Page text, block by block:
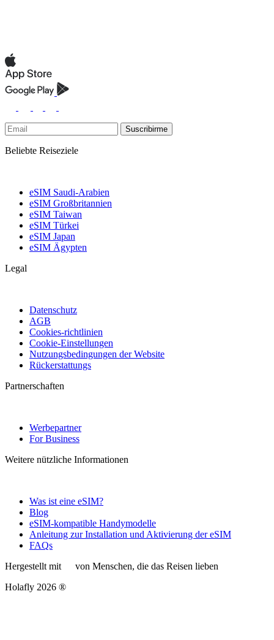
Suscribirme
Beliebte Reiseziele
eSIM Saudi-Arabien
eSIM Großbritannien
eSIM Taiwan
eSIM Türkei
eSIM Japan
eSIM Ägypten
Legal
Datenschutz
AGB
Cookies-richtlinien
Cookie-Einstellungen
Nutzungsbedingungen der Website
Rückerstattungs
Partnerschaften
Werbepartner
For Business
Weitere nützliche Informationen
Was ist eine eSIM?
Blog
eSIM-kompatible Handymodelle
Anleitung zur Installation und Aktivierung der eSIM
FAQs
Hergestellt mit
von Menschen, die das Reisen lieben
Holafly 2026 ®